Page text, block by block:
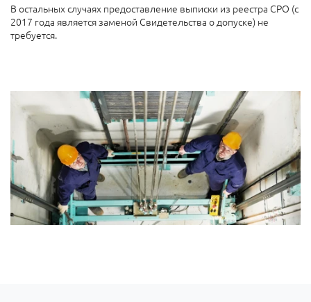
В остальных случаях предоставление выписки из реестра СРО (с
2017 года является заменой Свидетельства о допуске) не
требуется.